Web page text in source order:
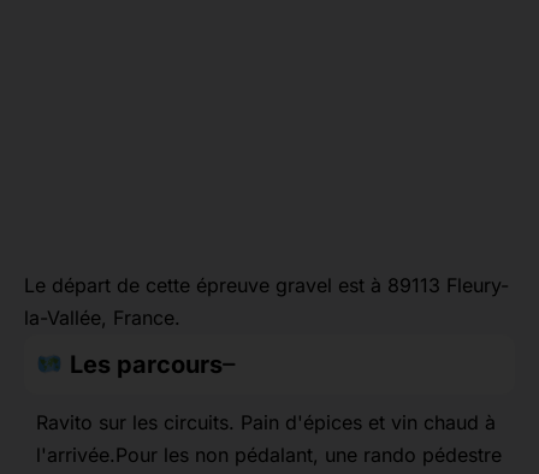
Le départ de cette épreuve gravel est à 89113 Fleury-
la-Vallée, France.
Les parcours
Ravito sur les circuits. Pain d'épices et vin chaud à
l'arrivée.Pour les non pédalant, une rando pédestre